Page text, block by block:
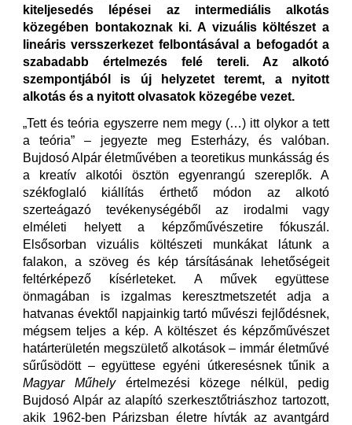
kiteljesedés lépései az intermediális alkotás
közegében bontakoznak ki. A vizuális költészet a
lineáris versszerkezet felbontásával a befogadót a
szabadabb értelmezés felé tereli. Az alkotó
szempontjából is új helyzetet teremt, a nyitott
alkotás és a nyitott olvasatok közegébe vezet.
„Tett és teória egyszerre nem megy (…) itt olykor a tett
a teória” – jegyezte meg Esterházy, és valóban.
Bujdosó Alpár életművében a teoretikus munkásság és
a kreatív alkotói ösztön egyenrangú szereplők. A
székfoglaló kiállítás érthető módon az alkotó
szerteágazó tevékenységéből az irodalmi vagy
elméleti helyett a képzőművészetire fókuszál.
Elsősorban vizuális költészeti munkákat látunk a
falakon, a szöveg és kép társításának lehetőségeit
feltérképező kísérleteket. A művek együttese
önmagában is izgalmas keresztmetszetét adja a
hatvanas évektől napjainkig tartó művészi fejlődésnek,
mégsem teljes a kép. A költészet és képzőművészet
határterületén megszülető alkotások – immár életművé
sűrűsödött – együttese egyéni útkeresésnek tűnik a
Magyar Műhelyértelmezési közege nélkül, pedig
Bujdosó Alpár az alapító szerkesztőtriászhoz tartozott,
akik 1962-ben Párizsban életre hívták az avantgárd